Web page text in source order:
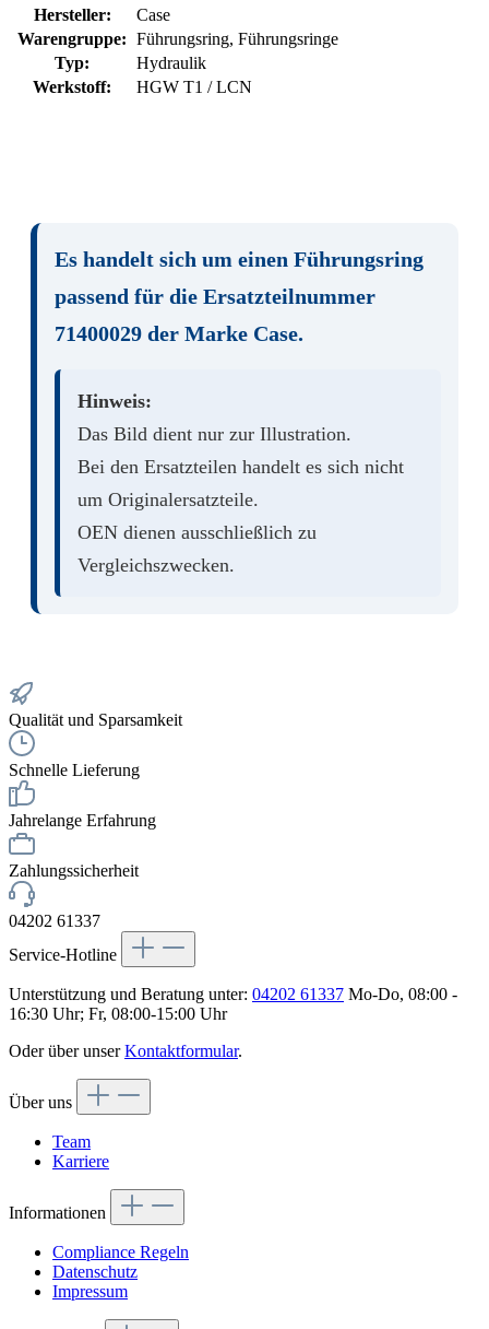
Hersteller:
Case
Warengruppe: Führungsring, Führungsringe
Typ:
Hydraulik
Werkstoff:
HGW T1 / LCN
Es handelt sich um einen Führungsring
passend für die Ersatzteilnummer
71400029 der Marke Case.
Hinweis:
Das Bild dient nur zur Illustration.
Bei den Ersatzteilen handelt es sich nicht
um Originalersatzteile.
OEN dienen ausschließlich zu
Vergleichszwecken.
Qualität und Sparsamkeit
Schnelle Lieferung
Jahrelange Erfahrung
Zahlungssicherheit
04202 61337
Service-Hotline
Unterstützung und Beratung unter: 04202 61337 Mo-Do, 08:00 -
16:30 Uhr; Fr, 08:00-15:00 Uhr
Oder über unserKontaktformular.
Über uns
Team
Karriere
Informationen
Compliance Regeln
Datenschutz
Impressum